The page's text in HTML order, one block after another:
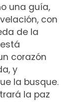
una guía,
con
de la
corazón
y
la busque.
la paz